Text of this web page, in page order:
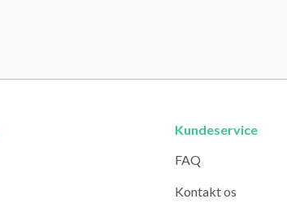
Kundeservice
FAQ
Kontakt os